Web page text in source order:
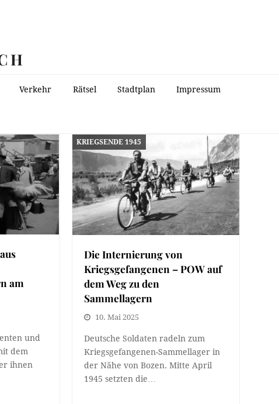
Verkehr Rätsel Stadtplan Impressum
am
und
dem
ihnen
KRIEGSENDE 1945
Die Internierung von
Kriegsgefangenen – POW auf
dem Weg zu den
Sammellagern
10. Mai 2025
Deutsche Soldaten radeln zum
Kriegsgefangenen-Sammellager in
der Nähe von Bozen. Mitte April
1945 setzten die…